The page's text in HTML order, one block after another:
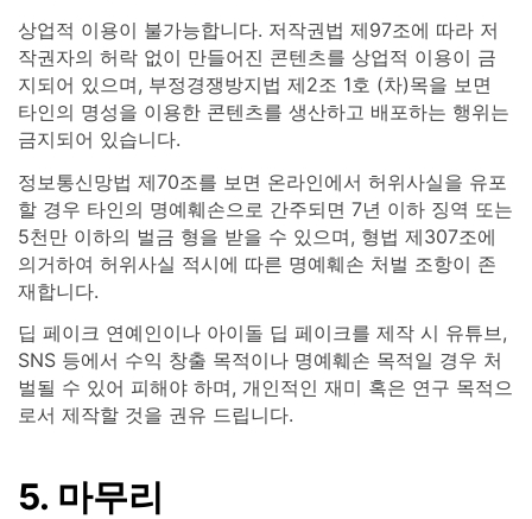
상업적 이용이 불가능합니다. 저작권법 제97조에 따라 저
작권자의 허락 없이 만들어진 콘텐츠를 상업적 이용이 금
지되어 있으며, 부정경쟁방지법 제2조 1호 (차)목을 보면
타인의 명성을 이용한 콘텐츠를 생산하고 배포하는 행위는
금지되어 있습니다.
정보통신망법 제70조를 보면 온라인에서 허위사실을 유포
할 경우 타인의 명예훼손으로 간주되면 7년 이하 징역 또는
5천만 이하의 벌금 형을 받을 수 있으며, 형법 제307조에
의거하여 허위사실 적시에 따른 명예훼손 처벌 조항이 존
재합니다.
딥 페이크 연예인이나 아이돌 딥 페이크를 제작 시 유튜브,
SNS 등에서 수익 창출 목적이나 명예훼손 목적일 경우 처
벌될 수 있어 피해야 하며, 개인적인 재미 혹은 연구 목적으
로서 제작할 것을 권유 드립니다.
5. 마무리